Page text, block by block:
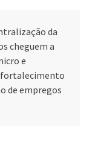
da
cheguem a
e
fortalecimento
de empregos